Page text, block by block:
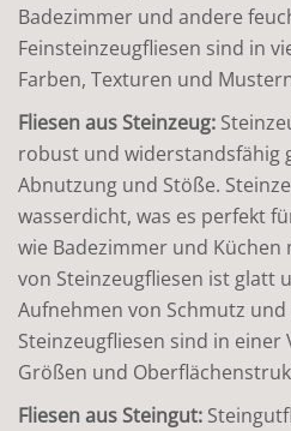
Badezimmer und andere
Feinsteinzeugfliesen sind in
Farben, Texturen und
Fliesen aus Steinzeug:
robust und widerstandsfähig
Abnutzung und Stöße.
wasserdicht, was es perfekt
wie Badezimmer und Küchen
von Steinzeugfliesen ist glatt
Aufnehmen von Schmutz
Steinzeugfliesen sind in einer
Größen und
Fliesen aus Steingut: